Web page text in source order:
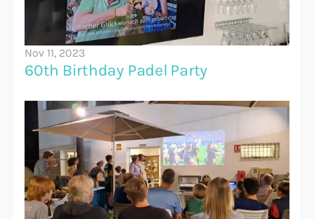
Nov 11, 2023
60th Birthday Padel Party